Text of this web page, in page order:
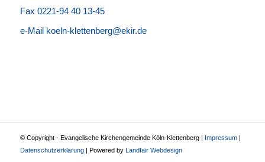
Fax 0221-94 40 13-45
e-Mail koeln-klettenberg@ekir.de
© Copyright - Evangelische Kirchengemeinde Köln-Klettenberg | Impressum|
Datenschutzerklärung| Powered by Landfair Webdesign